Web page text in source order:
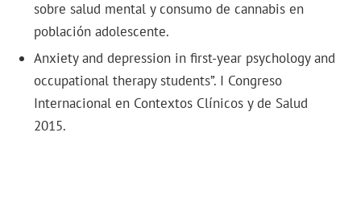
sobre salud mental y consumo de cannabis en
población adolescente.
Anxiety and depression in first-year psychology and
occupational therapy students”. I Congreso
Internacional en Contextos Clínicos y de Salud
2015.